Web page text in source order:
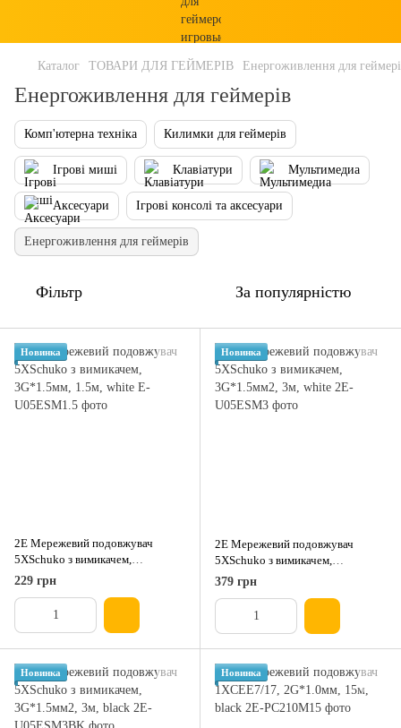
Каталог ТОВАРИ ДЛЯ ГЕЙМЕРІВ Енергоживлення для
Енергоживлення для геймерів
Комп'ютерна техніка Килимки для геймерів
Ігрові миші Клавіатури Мультимедиа
Аксесуари Ігрові консолі та аксесуари
Енергоживлення для геймерів
Фільтр За популярністю
Новинка
2E Мережевий подовжувач
5XSchuko з вимикачем,
3G*1.5мм, 1.5м, white
229 грн
Новинка
2E Мережевий подовжувач
5XSchuko з вимикачем,
3G*1.5мм2, 3м, white
379 грн
Новинка Новинка